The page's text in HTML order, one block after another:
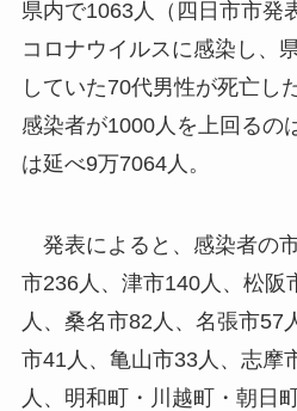
県内で1063人（四日市市発
コロナウイルスに感染し、
していた70代男性が死亡し
感染者が1000人を上回るの
は延べ9万7064人。
発表によると、感染者の
市236人、津市140人、松阪
人、桑名市82人、名張市57
市41人、亀山市33人、志摩
人、明和町・川越町・朝日